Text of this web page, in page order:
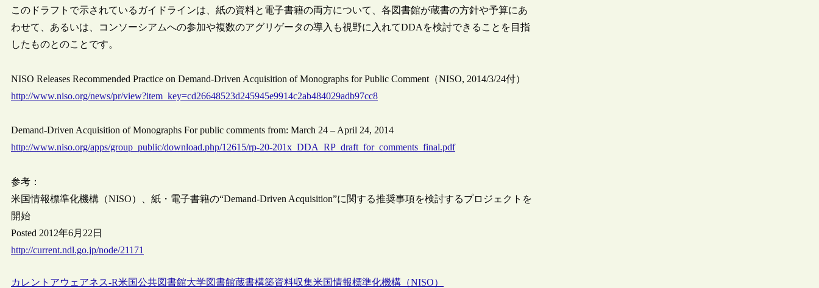
このドラフトで示されているガイドラインは、紙の資料と電子書籍の両方について、各図書館が蔵書の方針や予算にあ
わせて、あるいは、コンソーシアムへの参加や複数のアグリゲータの導入も視野に入れてDDAを検討できることを目指
したものとのことです。
NISO Releases Recommended Practice on Demand-Driven Acquisition of Monographs for Public Comment（NISO, 2014/3/24付）
http://www.niso.org/news/pr/view?item_key=cd26648523d245945e9914c2ab484029adb97cc8
Demand-Driven Acquisition of Monographs For public comments from: March 24 – April 24, 2014
http://www.niso.org/apps/group_public/download.php/12615/rp-20-201x_DDA_RP_draft_for_comments_final.pdf
参考：
米国情報標準化機構（NISO）、紙・電子書籍の“Demand-Driven Acquisition”に関する推奨事項を検討するプロジェクトを
開始
Posted 2012年6月22日
http://current.ndl.go.jp/node/21171
カレントアウェアネス-R米国公共図書館大学図書館蔵書構築資料収集米国情報標準化機構（NISO）